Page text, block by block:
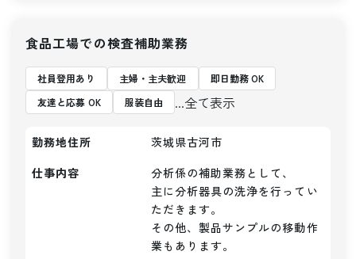
食品工場での検査補助業務
社員登用あり 主婦・主夫歓迎
即日勤務 OK
友達と応募 OK
服装自由 ...全て表示
勤務地住所
茨城県古河市
仕事内容
分析係の補助業務として、
主に分析器具の洗浄を行ってい
ただきます。
その他、製品サンプルの移動作
業もあります。